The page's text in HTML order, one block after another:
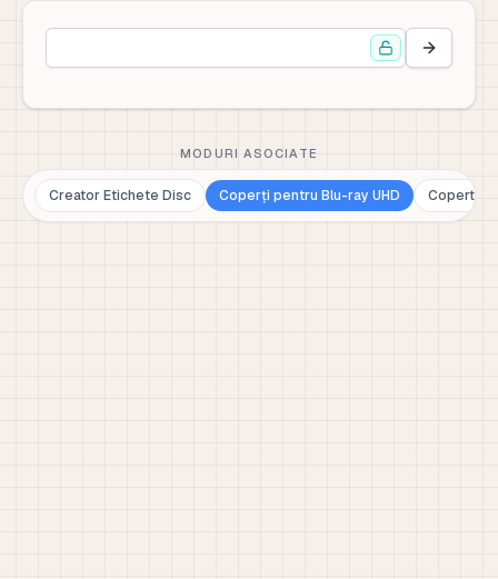
MODURI ASOCIATE
Creator Etichete Disc Coperți pentru Blu-ray UHD Copertă